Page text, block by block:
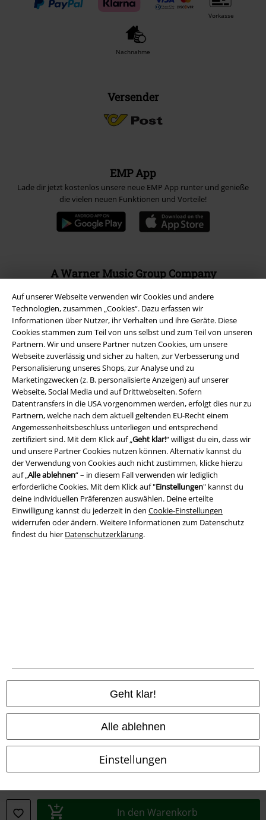
Auf unserer Webseite verwenden wir Cookies und andere
Technologien, zusammen „Cookies“. Dazu erfassen wir
Informationen über Nutzer, ihr Verhalten und ihre Geräte. Diese
Cookies stammen zum Teil von uns selbst und zum Teil von unseren
Partnern. Wir und unsere Partner nutzen Cookies, um unsere
Webseite zuverlässig und sicher zu halten, zur Verbesserung und
Personalisierung unseres Shops, zur Analyse und zu
Marketingzwecken (z. B. personalisierte Anzeigen) auf unserer
Webseite, Social Media und auf Drittwebseiten. Sofern
Datentransfers in die USA vorgenommen werden, erfolgt dies nur zu
Partnern, welche nach dem aktuell geltenden EU-Recht einem
Angemessenheitsbeschluss unterliegen und entsprechend
zertifiziert sind. Mit dem Klick auf „ Geht klar!“ willigst du ein, dass wir
und unsere Partner Cookies nutzen können. Alternativ kannst du
der Verwendung von Cookies auch nicht zustimmen, klicke hierzu
auf „ Alle ablehnen“ – in diesem Fall verwenden wir lediglich
erforderliche Cookies. Mit dem Klick auf "Einstellungen" kannst du
deine individuellen Präferenzen auswählen. Deine erteilte
Einwilligung kannst du jederzeit in den Cookie-Einstellungen
widerrufen oder ändern. Weitere Informationen zum Datenschutz
findest du hier Datenschutzerklärung.
Geht klar!
Alle ablehnen
Einstellungen
In den Warenkorb
Vorkasse
Nachnahme
Versender
EMP App
Lade dir jetzt kostenlos unsere neue EMP App runter und genieße
die vielen neuen Funktionen und Vorteile!
A Warner Music Group Company
Rechtliches
AGB
Impressum
Datenschutz
Alle Preise inkl. gesetzlicher Mehrwertsteuer, zzgl.Versandkosten
© 1986-2026 E.M.P. Merchandising HGmbH
EMP Online Shops
EMP France